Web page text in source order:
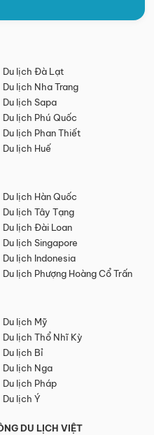
Du lịch Đà Lạt
Du lịch Nha Trang
Du lịch Sapa
Du lịch Phú Quốc
Du lịch Phan Thiết
Du lịch Huế
Du lịch Hàn Quốc
Du lịch Tây Tạng
Du lịch Đài Loan
Du lịch Singapore
Du lịch Indonesia
Du lịch Phượng Hoàng Cổ Trấn
Du lịch Mỹ
Du lịch Thổ Nhĩ Kỳ
Du lịch Bỉ
Du lịch Nga
Du lịch Pháp
Du lịch Ý
DU LỊCH VIỆT